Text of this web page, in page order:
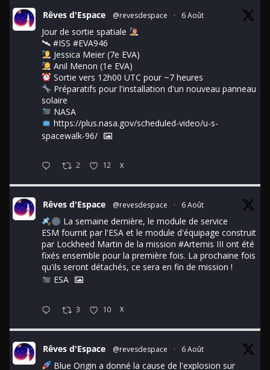
Rêves d'Espace @revesdespace · 6 Août
Jour de sortie spatiale
🛰 #ISS #EVA946
Jessica Meier (7e EVA)
Anil Menon (1e EVA)
Sortie vers 12h00 UTC pour ~7 heures
Préparatifs pour l'installation d'un nouveau panneau
solaire
NASA
https://plus.nasa.gov/scheduled-video/u-s-
spacewalk-96/
2 12 X
Rêves d'Espace @revesdespace · 6 Août
La semaine dernière, le module de service
ESM fournit par l'ESA et le module d'équipage construit
par Lockheed Martin de la mission #Artemis III ont été
fixés ensemble pour la première fois. La prochaine fois
qu'ils seront détachés, ce sera en fin de mission !
ESA
3 10 X
Rêves d'Espace @revesdespace · 6 Août
Blue Origin a donné la cause de l'explosion sur